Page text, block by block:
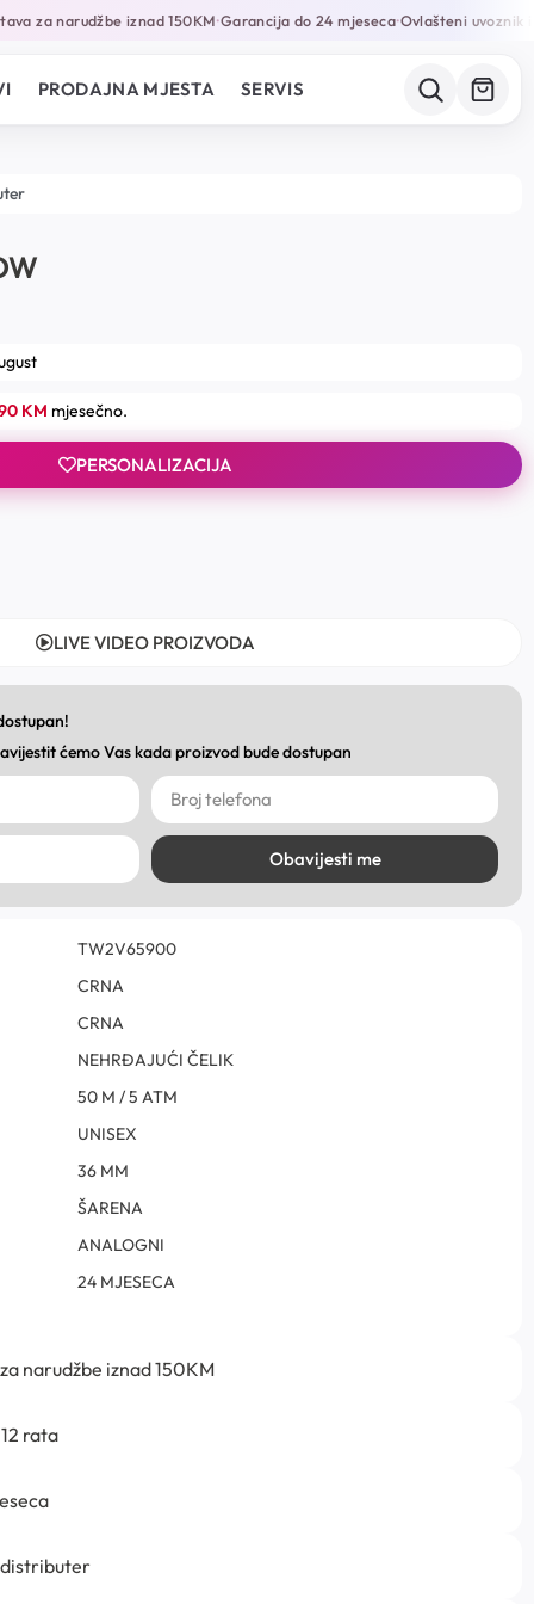
za narudžbe iznad 150KM•Garancija do 24 mjeseca•Ovlašteni uvoznik i
PRODAJNA MJESTA SERVIS
KM mjesečno.
PERSONALIZACIJA
LIVE VIDEO PROIZVODA
ćemo Vas kada proizvod bude dostupan
Obavijesti me
TW2V65900
CRNA
CRNA
NEHRĐAJUĆI ČELIK
50 M / 5 ATM
UNISEX
36 MM
ŠARENA
ANALOGNI
24 MJESECA
narudžbe iznad 150KM
rata